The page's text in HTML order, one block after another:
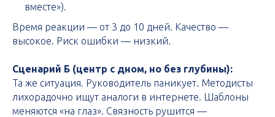
вместе»).
Время реакции — от 3 до 10 дней. Качество —
высокое. Риск ошибки — низкий.
Сценарий Б (центр с дном, но без глубины):
Та же ситуация. Руководитель паникует. Методисты
лихорадочно ищут аналоги в интернете. Шаблоны
меняются «на глаз». Связность рушится —